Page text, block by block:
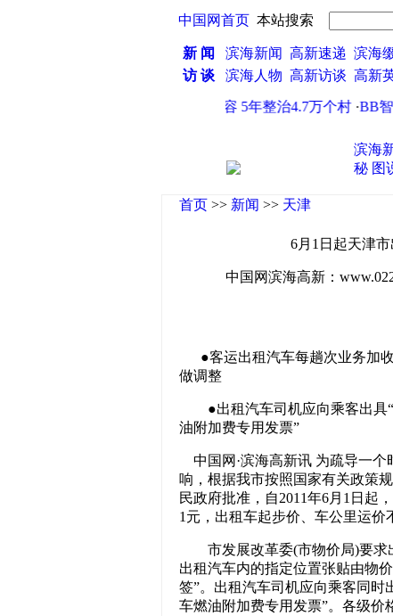
中国网首页 本站搜索
新 闻 滨海新闻 高新速递 滨海
访 谈
滨海人物 高新访谈 高新
山东大规模整治村容 5年整治4.7万个村·BB智力
滨海
秘 图
首页 >> 新闻 >> 天津
6月1日起天津
中国网滨海高新：
●客运出租汽车每趟次业务加收
做调整
●出租汽车司机应向乘客出具“
油附加费专用发票”
中国网·滨海高新讯 为疏导一个
响，根据我市按照国家有关政策
民政府批准，自2011年6月1日起
1元，出租车起步价、车公里运价
市发展改革委(市物价局)要求
出租汽车内的指定位置张贴由物
签”。出租汽车司机应向乘客同时
车燃油附加费专用发票”。各级